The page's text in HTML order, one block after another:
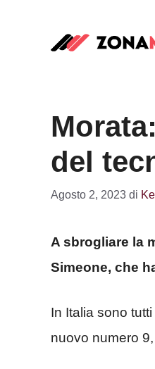
del
Agosto 2, 2023 di
A sbrogliare la
Simeone, che
In Italia sono
nuovo numero 9,